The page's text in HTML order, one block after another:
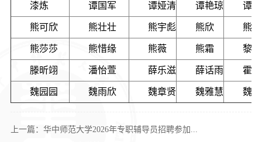
漆炼 谭国军 谭娅清 谭艳琼 谭航
熊可欣 熊壮壮 熊宇彪 熊欣 熊
熊莎莎 熊惜缘 熊薇 熊霜 黎
滕昕翊 潘怡萱 薛乐滋 薛话雨 霍
魏园园 魏雨欣 魏章贤 魏雅慧 魏
上一篇：华中师范大学2026年专职辅导员招聘参加...